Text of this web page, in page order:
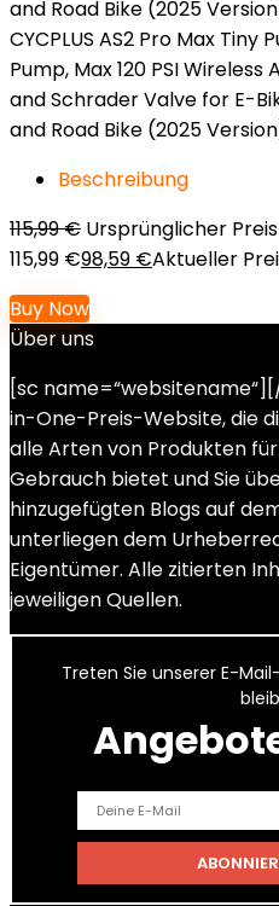
CYCPLUS AS2 Pro Max Tiny
Pump, Max 120 PSI
and Schrader Valve for E-
and Road Bike (2025
Beschreibung
115,99€ Ursprünglicher
115,99 €98,59 €Aktueller
Buy Now
Über uns
[sc
in-One-Preis-Website, die
alle Arten von Produkten
Gebrauch bietet und Sie
hinzugefügten Blogs auf
unterliegen dem
Eigentümer. Alle zitierten
jeweiligen Quellen.
Treten Sie unserer E-